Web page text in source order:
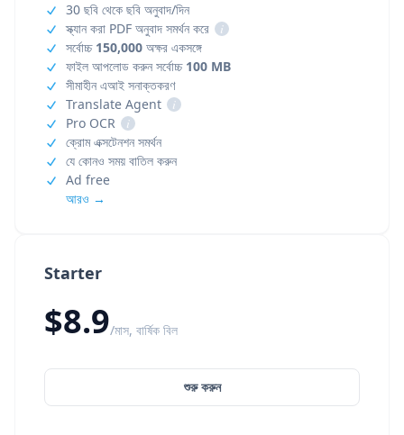
Starter
$8.9/মাস, বার্ষিক বিল
শুরু করুন
30 ছবি থেকে ছবি অনুবাদ/দিন
স্ক্যান করা PDF অনুবাদ সমর্থন করে
i
সর্বোচ্চ 150,000 অক্ষর একসঙ্গে
ফাইল আপলোড করুন সর্বোচ্চ 100 MB
সীমাহীন এআই সনাক্তকরণ
Translate Agent
i
Pro OCR
i
ক্রোম এক্সটেনশন সমর্থন
যে কোনও সময় বাতিল করুন
Ad free
আরও →